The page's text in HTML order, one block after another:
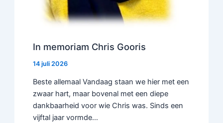
In memoriam Chris Gooris
14 juli 2026
Beste allemaal Vandaag staan we hier met een
zwaar hart, maar bovenal met een diepe
dankbaarheid voor wie Chris was. Sinds een
vijftal jaar vormde…